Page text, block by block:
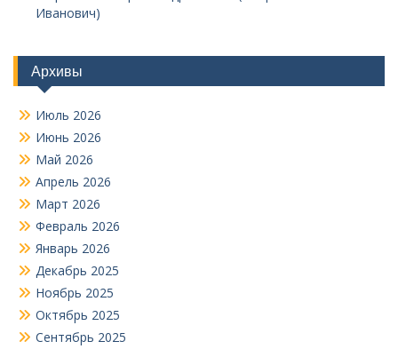
Иванович)
Архивы
Июль 2026
Июнь 2026
Май 2026
Апрель 2026
Март 2026
Февраль 2026
Январь 2026
Декабрь 2025
Ноябрь 2025
Октябрь 2025
Сентябрь 2025